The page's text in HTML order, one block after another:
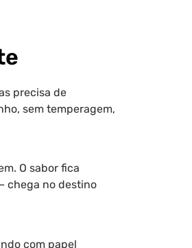
precisa de
sem temperagem,
O sabor fica
chega no destino
com papel